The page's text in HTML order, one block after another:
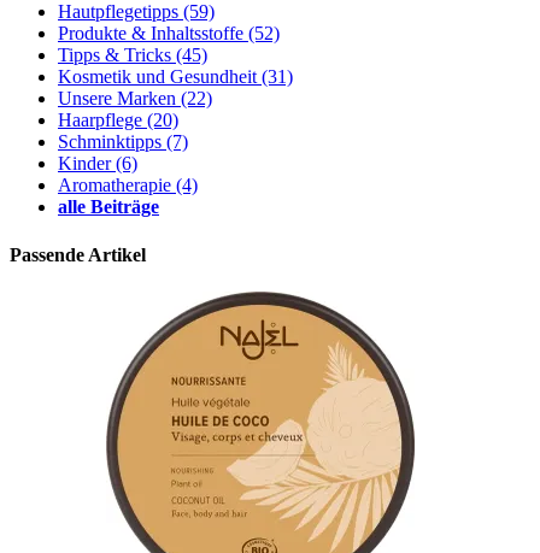
Hautpflegetipps (59)
Produkte & Inhaltsstoffe (52)
Tipps & Tricks (45)
Kosmetik und Gesundheit (31)
Unsere Marken (22)
Haarpflege (20)
Schminktipps (7)
Kinder(6)
Aromatherapie (4)
alle Beiträge
Passende Artikel